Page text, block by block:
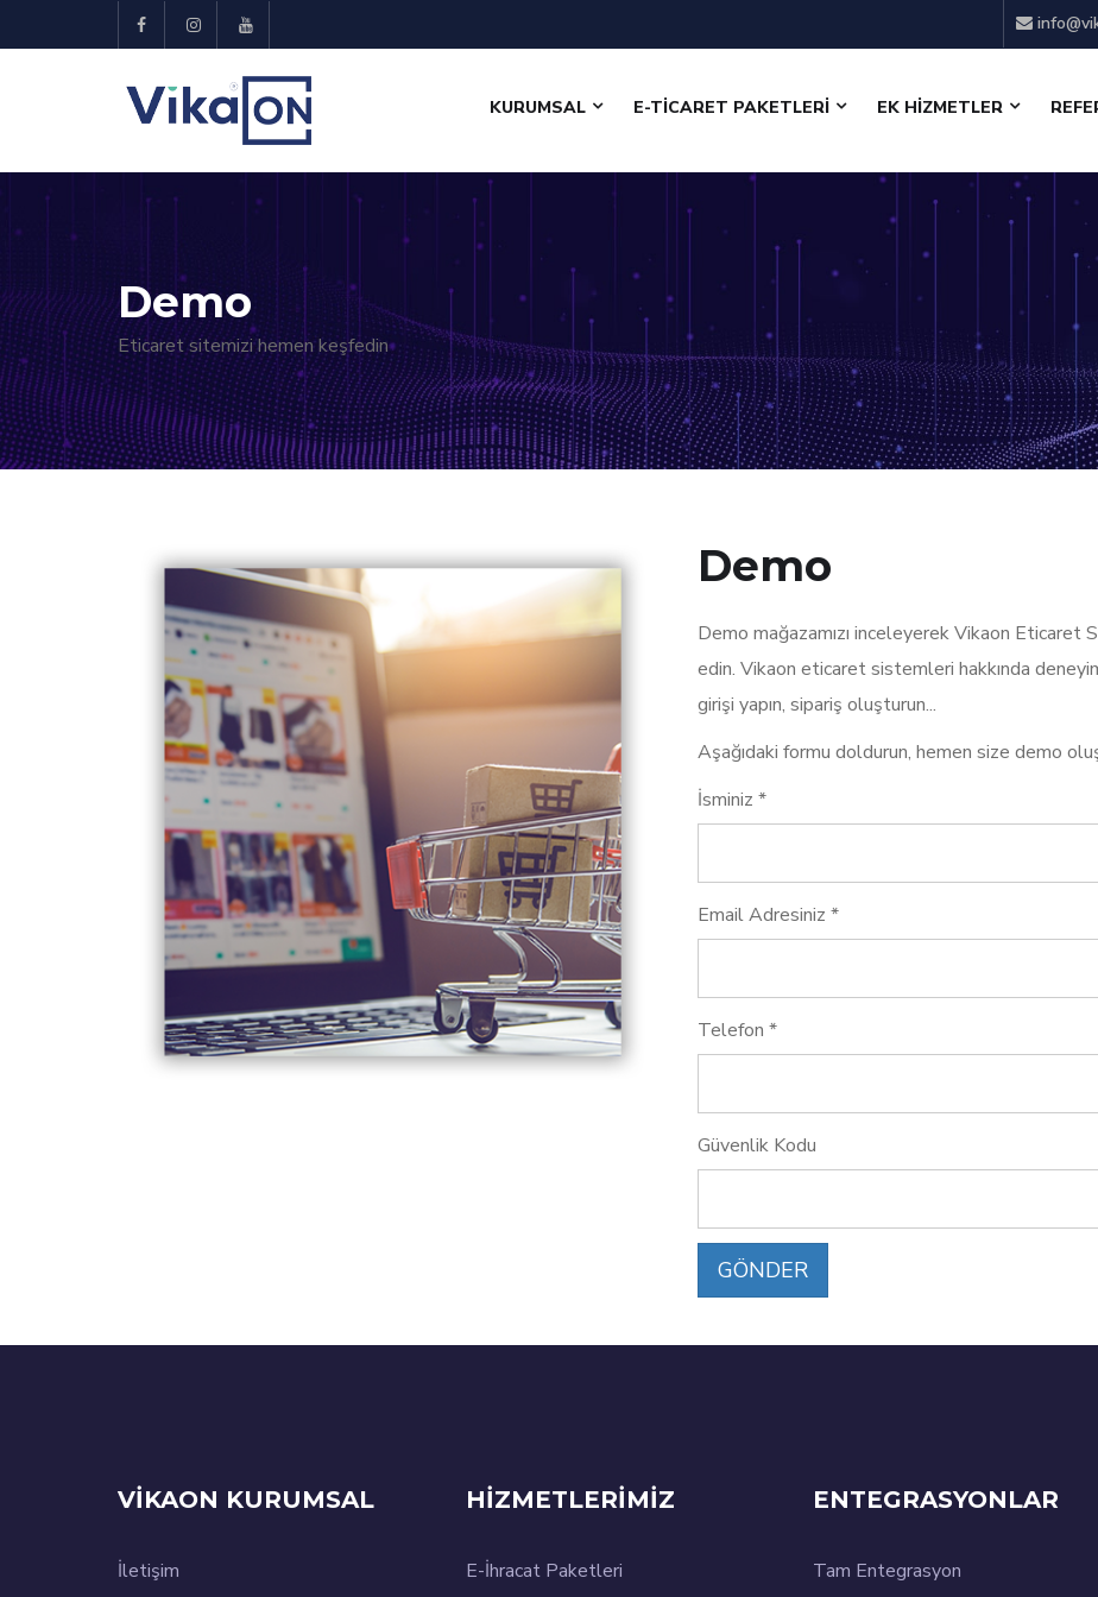
KURUMSAL E-TİCARET PAKETLERİ EK HİZMETLER
Demo
Eticaret sitemizi hemen keşfedin
Demo
Demo mağazamızı inceleyerek Vikaon
edin. Vikaon eticaret sistemleri hakkında
girişi yapın, sipariş oluşturun...
Aşağıdaki formu doldurun, hemen size demo
İsminiz *
Email Adresiniz *
Telefon *
Güvenlik Kodu
GÖNDER
VİKAON KURUMSAL
İletişim
HİZMETLERİMİZ
E-İhracat Paketleri
ENTEGRASYONLAR
Tam Entegrasyon